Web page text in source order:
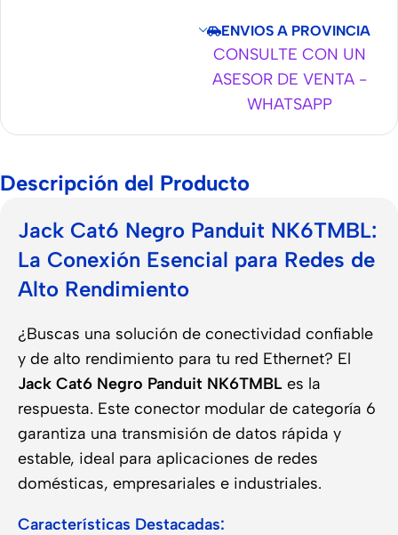
ENVIOS A PROVINCIA
CONSULTE CON UN
ASESOR DE VENTA -
WHATSAPP
Descripción del Producto
Jack Cat6 Negro Panduit NK6TMBL:
La Conexión Esencial para Redes de
Alto Rendimiento
¿Buscas una solución de conectividad confiable
y de alto rendimiento para tu red Ethernet? El
Jack Cat6 Negro Panduit NK6TMBL es la
respuesta. Este conector modular de categoría 6
garantiza una transmisión de datos rápida y
estable, ideal para aplicaciones de redes
domésticas, empresariales e industriales.
Características Destacadas: